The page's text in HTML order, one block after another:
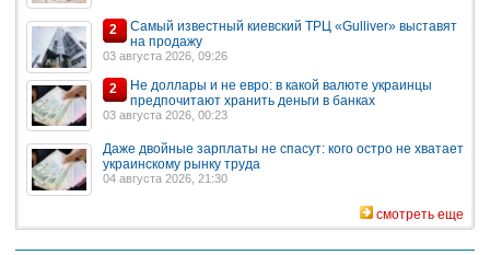
2
Самый известный киевский ТРЦ «Gulliver» выставят
на продажу
03 августа 2026, 09:26
2
Не доллары и не евро: в какой валюте украинцы
предпочитают хранить деньги в банках
03 августа 2026, 00:23
Даже двойные зарплаты не спасут: кого остро не хватает
украинскому рынку труда
04 августа 2026, 21:30
смотреть еще